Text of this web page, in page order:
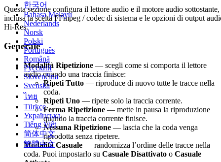
한국어
Bahasa Melayu
Nederlands
Norsk
Polski
Português
Română
Русский
Slovenčina
Svenska
ไทย
Türkçe
Українська
Tiếng Việt
简体中文
繁體中文
Questa sezione configura il lettore audio e il motore audio sottostante,
inclusa la scelta FFmpeg / codec di sistema e le opzioni di output
Hi-Res.
Generale
Modalità Ripetizione — scegli come si comporta il lettore
audio quando una traccia finisce:
Ripeti Tutto — riproduce di nuovo tutte le tracce nella
coda.
Ripeti Uno — ripete solo la traccia corrente.
Ferma Ripetizione — mette in pausa la riproduzione
quando la traccia corrente finisce.
Nessuna Ripetizione — lascia che la coda venga
riprodotta senza ripetere.
Modalità Casuale — randomizza l’ordine delle tracce nella
coda. Puoi impostarlo su Casuale Disattivato o Casuale